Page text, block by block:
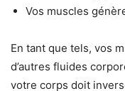
Vos muscles
En tant que tels, vos
d’autres fluides
votre corps doit